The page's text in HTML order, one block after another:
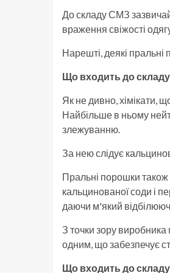
До складу СМЗ
враження свіжості
Нарешті, деякі
Що входить до
Як не дивно, хімікати,
Найбільше в ньому
злежуванню.
За нею слідує
Пральні порошки також
кальцинованої соди і
даючи м'який
З точки зору
одним, що забезпечує
Що входить до